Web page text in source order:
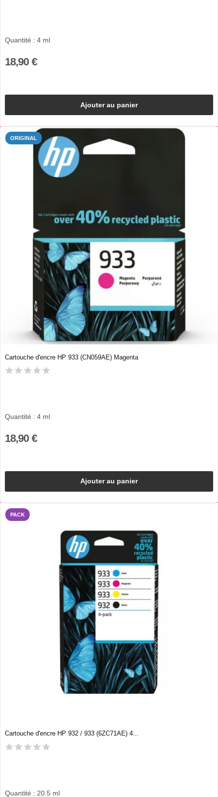
Quantité : 4 ml
18,90 €
Ajouter au panier
ORIGINAL
Cartouche d'encre HP 933 (CN059AE) Magenta
Quantité : 4 ml
18,90 €
Ajouter au panier
PACK
Cartouche d'encre HP 932 / 933 (6ZC71AE) 4...
Quantité : 20.5 ml